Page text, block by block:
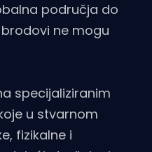
područja do
ne mogu
specijaliziranim
u stvarnom
fizikalne i